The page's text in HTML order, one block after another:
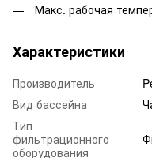
Макс. рабочая
Характеристики
Производитель
Вид бассейна
Тип
фильтрационного
оборудования